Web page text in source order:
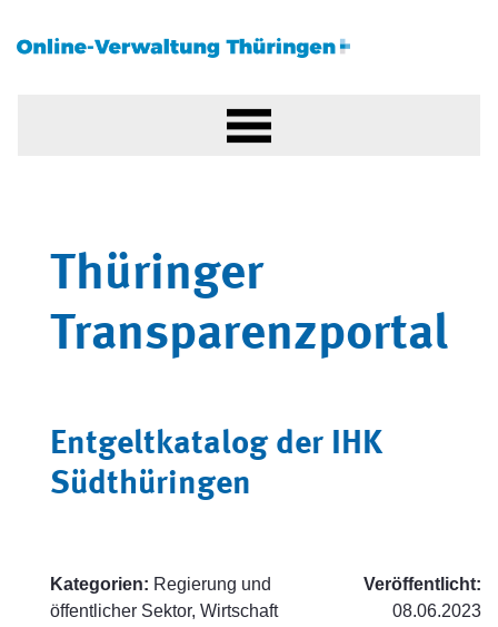
Thüringer
Transparenzportal
Entgeltkatalog der IHK
Südthüringen
Kategorien: Regierung und
öffentlicher Sektor, Wirtschaft
Veröffentlicht:
08.06.2023